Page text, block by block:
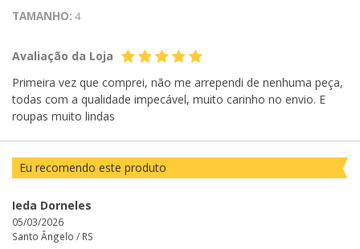
TAMANHO: 4
Avaliação da Loja
Primeira vez que comprei, não me arrependi de nenhuma peça,
todas com a qualidade impecável, muito carinho no envio. E
roupas muito lindas
Eu recomendo este produto
Ieda Dorneles
05/03/2026
Santo Ângelo / RS